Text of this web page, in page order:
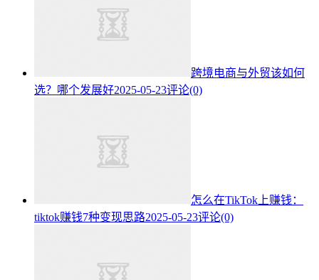
跨境电商与外贸该如何
选？哪个发展好2025-05-23评论(0)
怎么在TikTok上赚钱：
tiktok赚钱7种变现思路2025-05-23评论(0)